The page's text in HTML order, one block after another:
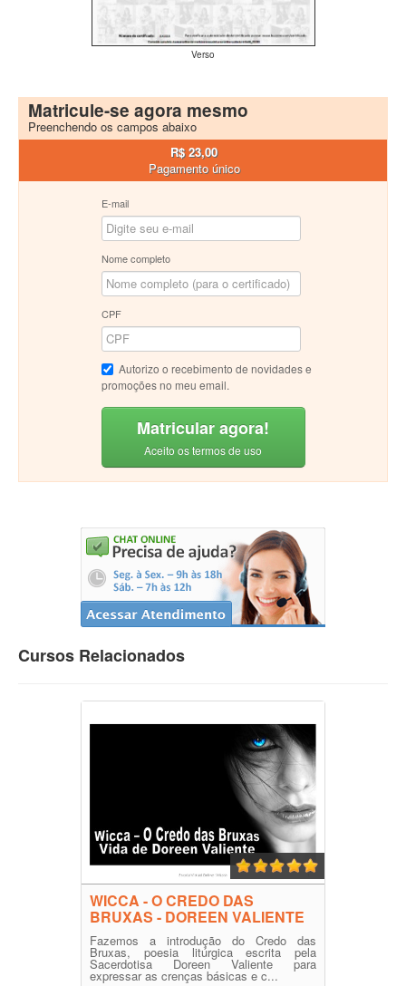
Verso
Matricule-se agora mesmo
Preenchendo os campos abaixo
R$ 23,00
Pagamento único
E-mail
Nome completo
CPF
Autorizo o recebimento de novidades e
promoções no meu email.
Matricular agora!
Aceito os termos de uso
Cursos Relacionados
WICCA - O CREDO DAS
BRUXAS - DOREEN VALIENTE
Fazemos a introdução do Credo das
Bruxas, poesia litúrgica escrita pela
Sacerdotisa Doreen Valiente para
expressar as crenças básicas e c...